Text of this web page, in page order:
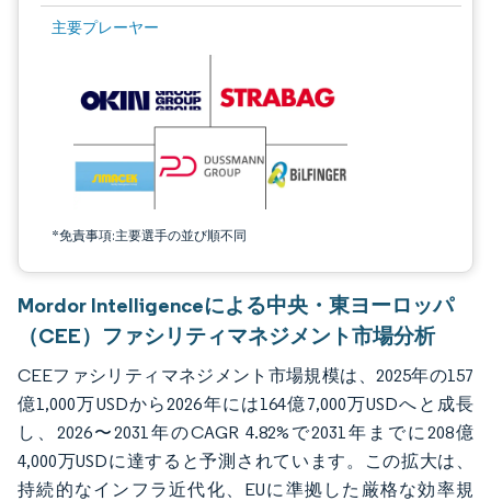
主要プレーヤー
*免責事項:主要選手の並び順不同
画像 © Mordor Intelligence。再利用にはCC BY 4.0の表示が必要です。
Mordor Intelligenceによる中央・東ヨーロッパ
（CEE）ファシリティマネジメント市場分析
CEEファシリティマネジメント市場規模は、2025年の157
億1,000万USDから2026年には164億7,000万USDへと成長
し、2026〜2031年のCAGR 4.82%で2031年までに208億
4,000万USDに達すると予測されています。この拡大は、
持続的なインフラ近代化、EUに準拠した厳格な効率規